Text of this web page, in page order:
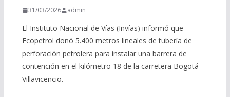
31/03/2026 admin
El Instituto Nacional de Vías (Invías) informó que
Ecopetrol donó 5.400 metros lineales de tubería de
perforación petrolera para instalar una barrera de
contención en el kilómetro 18 de la carretera Bogotá-
Villavicencio.